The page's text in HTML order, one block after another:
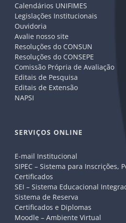
Calendários UNIFIMES
Legislações Institucionais
Ouvidoria
Avalie nosso site
Resoluções do CONSUN
Resoluções do CONSEPE
Comissão Própria de Avaliação
Editais de Pesquisa
Editais de Extensão
NAPSI
SERVIÇOS ONLINE
E-mail Institucional
SIPEC – Sistema para Inscrições,
Certificados
SEI – Sistema Educacional
Sistema de Reserva
Certificados e Diplomas
Moodle – Ambiente Virtual